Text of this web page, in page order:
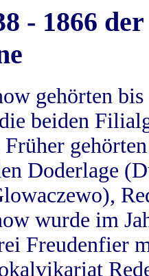
- 1866
gehörten
beiden
Doderlage
wurde im
Freudenfier